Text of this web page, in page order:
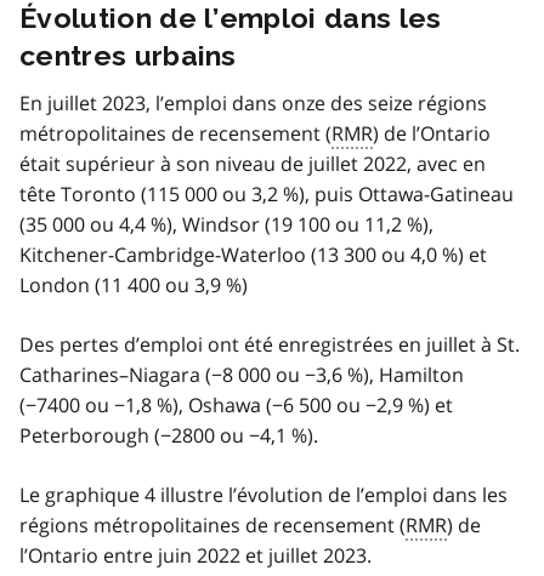
Évolution de l’emploi dans les
centres urbains
En juillet 2023, l’emploi dans onze des seize régions
métropolitaines de recensement (RMR) de l’Ontario
était supérieur à son niveau de juillet 2022, avec en
tête Toronto (115 000 ou 3,2 %), puis Ottawa-Gatineau
(35 000 ou 4,4 %), Windsor (19 100 ou 11,2 %),
Kitchener-Cambridge-Waterloo (13 300 ou 4,0 %) et
London (11 400 ou 3,9 %)
Des pertes d’emploi ont été enregistrées en juillet à St.
Catharines–Niagara (−8 000 ou −3,6 %), Hamilton
(−7400 ou −1,8 %), Oshawa (−6 500 ou −2,9 %) et
Peterborough (−2800 ou −4,1 %).
Le graphique 4 illustre l’évolution de l’emploi dans les
régions métropolitaines de recensement (RMR) de
l’Ontario entre juin 2022 et juillet 2023.